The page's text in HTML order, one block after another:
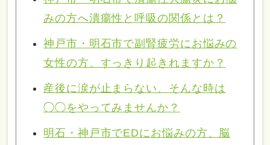
みの方へ潰瘍性と呼吸の関係とは？
神戸市・明石市で副腎疲労にお悩みの
女性の方、すっきり起きれますか？
産後に涙が止まらない、そんな時は
◯◯をやってみませんか？
明石・神戸市でEDにお悩みの方、脳